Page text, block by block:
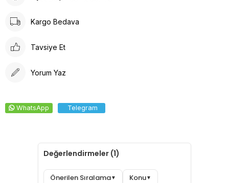
vaat eder.
Kargo Bedava
Tavsiye Et
Yorum Yaz
WhatsApp Telegram
Değerlendirmeler (1)
Önerilen Sıralama▼ Konu▼